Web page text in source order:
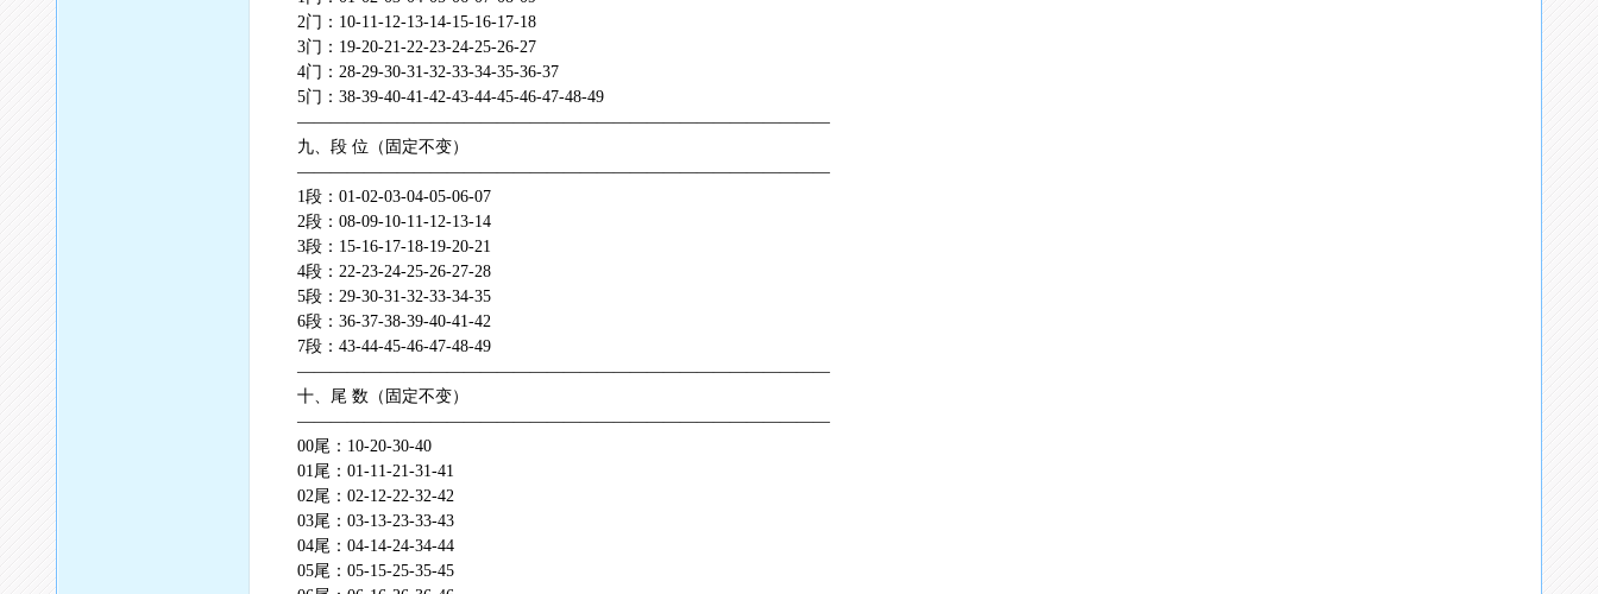
2门：10-11-12-13-14-15-16-17-18
3门：19-20-21-22-23-24-25-26-27
4门：28-29-30-31-32-33-34-35-36-37
5门：38-39-40-41-42-43-44-45-46-47-48-49
————————————————————————————————
九、段 位（固定不变）
————————————————————————————————
1段：01-02-03-04-05-06-07
2段：08-09-10-11-12-13-14
3段：15-16-17-18-19-20-21
4段：22-23-24-25-26-27-28
5段：29-30-31-32-33-34-35
6段：36-37-38-39-40-41-42
7段：43-44-45-46-47-48-49
————————————————————————————————
十、尾 数（固定不变）
————————————————————————————————
00尾：10-20-30-40
01尾：01-11-21-31-41
02尾：02-12-22-32-42
03尾：03-13-23-33-43
04尾：04-14-24-34-44
05尾：05-15-25-35-45